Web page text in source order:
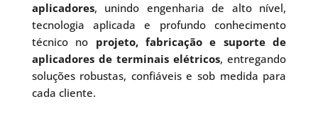
aplicadores, unindo engenharia de alto nível,
tecnologia aplicada e profundo conhecimento
técnico no projeto, fabricação e suporte de
aplicadores de terminais elétricos, entregando
soluções robustas, confiáveis e sob medida para
cada cliente.